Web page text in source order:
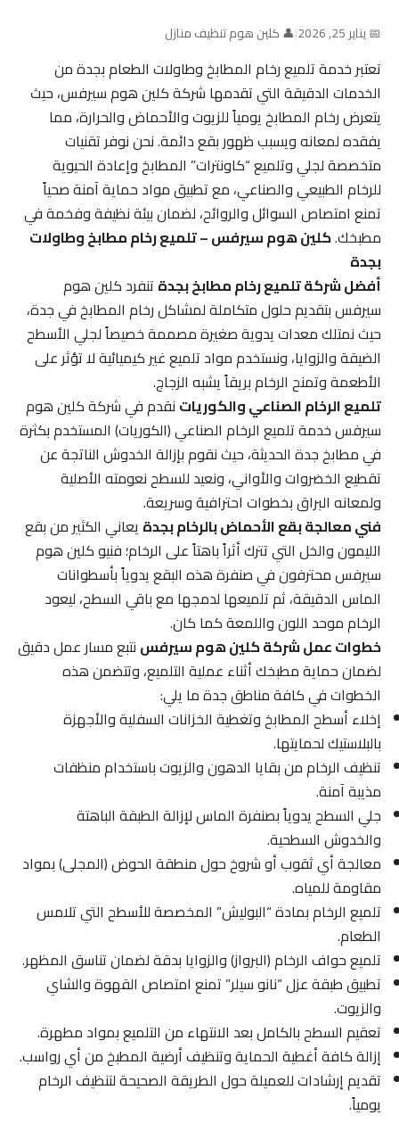
📅 يناير 25, 2026 |👤 كلين هوم تنظيف منازل
تعتبر خدمة تلميع رخام المطابخ وطاولات الطعام بجدة من
الخدمات الدقيقة التي تقدمها شركة كلين هوم سيرفس، حيث
يتعرض رخام المطابخ يومياً للزيوت والأحماض والحرارة، مما
يفقده لمعانه ويسبب ظهور بقع دائمة. نحن نوفر تقنيات
متخصصة لجلي وتلميع “كاونترات” المطابخ وإعادة الحيوية
للرخام الطبيعي والصناعي، مع تطبيق مواد حماية آمنة صحياً
تمنع امتصاص السوائل والروائح، لضمان بيئة نظيفة وفخمة في
مطبخك.كلين هوم سيرفس – تلميع رخام مطابخ وطاولات
بجدة
أفضل شركة تلميع رخام مطابخ بجدةتنفرد كلين هوم
سيرفس بتقديم حلول متكاملة لمشاكل رخام المطابخ في جدة،
حيث نمتلك معدات يدوية صغيرة مصممة خصيصاً لجلي الأسطح
الضيقة والزوايا، ونستخدم مواد تلميع غير كيميائية لا تؤثر على
الأطعمة وتمنح الرخام بريقاً يشبه الزجاج.
تلميع الرخام الصناعي والكورياتنقدم في شركة كلين هوم
سيرفس خدمة تلميع الرخام الصناعي (الكوريات) المستخدم بكثرة
في مطابخ جدة الحديثة، حيث نقوم بإزالة الخدوش الناتجة عن
تقطيع الخضروات والأواني، ونعيد للسطح نعومته الأصلية
ولمعانه البراق بخطوات احترافية وسريعة.
فني معالجة بقع الأحماض بالرخام بجدةيعاني الكثير من بقع
الليمون والخل التي تترك أثراً باهتاً على الرخام؛ فنيو كلين هوم
سيرفس محترفون في صنفرة هذه البقع يدوياً بأسطوانات
الماس الدقيقة، ثم تلميعها لدمجها مع باقي السطح، ليعود
الرخام موحد اللون واللمعة كما كان.
خطوات عمل شركة كلين هوم سيرفسنتبع مسار عمل دقيق
لضمان حماية مطبخك أثناء عملية التلميع، وتتضمن هذه
الخطوات في كافة مناطق جدة ما يلي:
إخلاء أسطح المطابخ وتغطية الخزانات السفلية والأجهزة
بالبلاستيك لحمايتها.
تنظيف الرخام من بقايا الدهون والزيوت باستخدام منظفات
مذيبة آمنة.
جلي السطح يدوياً بصنفرة الماس لإزالة الطبقة الباهتة
والخدوش السطحية.
معالجة أي ثقوب أو شروخ حول منطقة الحوض (المجلى) بمواد
مقاومة للمياه.
تلميع الرخام بمادة “البوليش” المخصصة للأسطح التي تلامس
الطعام.
تلميع حواف الرخام (البرواز) والزوايا بدقة لضمان تناسق المظهر.
تطبيق طبقة عزل “نانو سيلر” تمنع امتصاص القهوة والشاي
والزيوت.
تعقيم السطح بالكامل بعد الانتهاء من التلميع بمواد مطهرة.
إزالة كافة أغطية الحماية وتنظيف أرضية المطبخ من أي رواسب.
تقديم إرشادات للعميلة حول الطريقة الصحيحة لتنظيف الرخام
يومياً.